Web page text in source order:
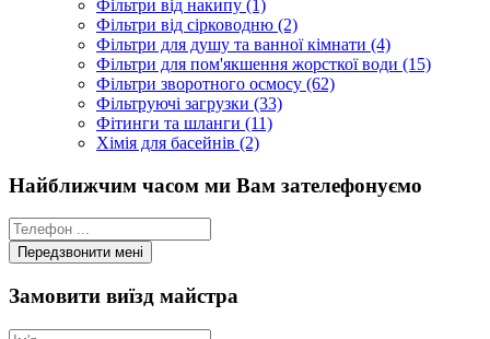
Фільтри від накипу (1)
Фільтри від сірководню (2)
Фільтри для душу та ванної кімнати (4)
Фільтри для пом'якшення жорсткої води (15)
Фільтри зворотного осмосу (62)
Фільтруючі загрузки (33)
Фітинги та шланги (11)
Хімія для басейнів (2)
Найближчим часом ми Вам зателефонуємо
Замовити виїзд майстра